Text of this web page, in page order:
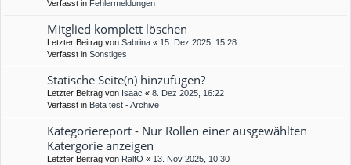
Verfasst in Fehlermeldungen
Mitglied komplett löschen
Letzter Beitrag von Sabrina « 15. Dez 2025, 15:28
Verfasst in Sonstiges
Statische Seite(n) hinzufügen?
Letzter Beitrag von Isaac « 8. Dez 2025, 16:22
Verfasst in Beta test - Archive
Kategoriereport - Nur Rollen einer ausgewählten
Katergorie anzeigen
Letzter Beitrag von RalfO « 13. Nov 2025, 10:30